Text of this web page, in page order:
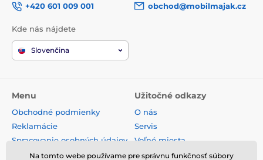
+420 601 009 001
obchod@mobilmajak.cz
Kde nás nájdete
Slovenčina
Menu
Obchodné podmienky
Reklamácie
Spracovanie osobných údajov
Doprava a platba
Užitočné odkazy
O nás
Servis
Voľné miesta
Kontakt
Na tomto webe používame pre správnu funkčnosť súbory